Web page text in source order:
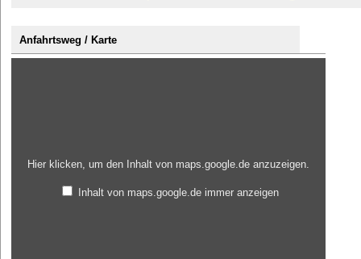
Anfahrtsweg / Karte
Hier klicken, um den Inhalt von maps.google.de anzuzeigen.
Inhalt von maps.google.de immer anzeigen